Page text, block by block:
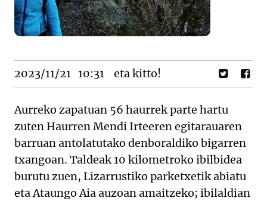
2023/11/21 10:31 eta kitto!
Aurreko zapatuan 56 haurrek parte hartu
zuten Haurren Mendi Irteeren egitarauaren
barruan antolatutako denboraldiko bigarren
txangoan. Taldeak 10 kilometroko ibilbidea
burutu zuen, Lizarrustiko parketxetik abiatu
eta Ataungo Aia auzoan amaitzeko; ibilaldian